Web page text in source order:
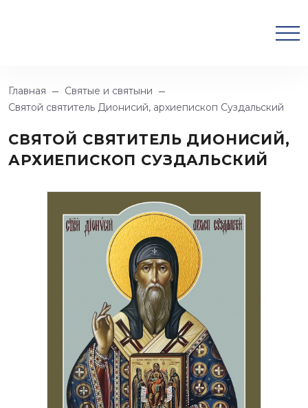
Главная
Святые и святыни
Святой святитель Дионисий, архиепископ Суздальский
СВЯТОЙ СВЯТИТЕЛЬ ДИОНИСИЙ,
АРХИЕПИСКОП СУЗДАЛЬСКИЙ